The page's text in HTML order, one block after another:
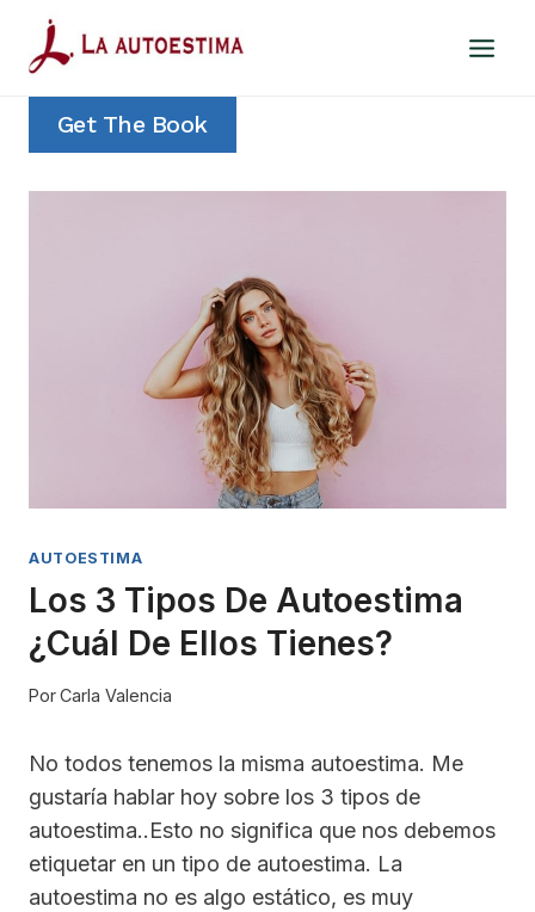
Saltar
contenido
Get The Book
AUTOESTIMA
Los 3 Tipos De Autoestima
¿Cuál De Ellos Tienes?
PorCarla Valencia
No todos tenemos la misma autoestima. Me
gustaría hablar hoy sobre los 3 tipos de
autoestima..Esto no significa que nos debemos
etiquetar en un tipo de autoestima. La
autoestima no es algo estático, es muy